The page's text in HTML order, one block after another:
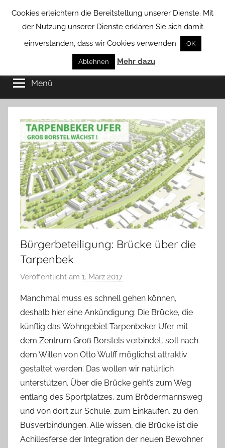
Borstel
von
Groß
Borstel
Menü
Bürgerbeteiligung: Brücke über die
Tarpenbek
Veröffentlicht am 1. März 2017
n
H
a
n
n
e
l
o
r
Manchmal muss es schnell gehen können,
deshalb hier eine Ankündigung: Die Brücke, die
künftig das Wohngebiet Tarpenbeker Ufer mit
dem Zentrum Groß Borstels verbindet, soll nach
dem Willen von Otto Wulff möglichst attraktiv
gestaltet werden. Das wollen wir natürlich
unterstützen. Über die Brücke geht’s zum Weg
entlang des Sportplatzes, zum Brödermannsweg
und von dort zur Schule, zum Einkaufen, zu den
Busverbindungen. Alle wissen, die Brücke ist die
Achillesferse der Integration der neuen Bewohner
Cookies erleichtern die Bereitstellung unserer Dienste. Mit
der Nutzung unserer Dienste erklären Sie sich damit
einverstanden, dass wir Cookies verwenden.
OK
Ablehnen Mehr dazu